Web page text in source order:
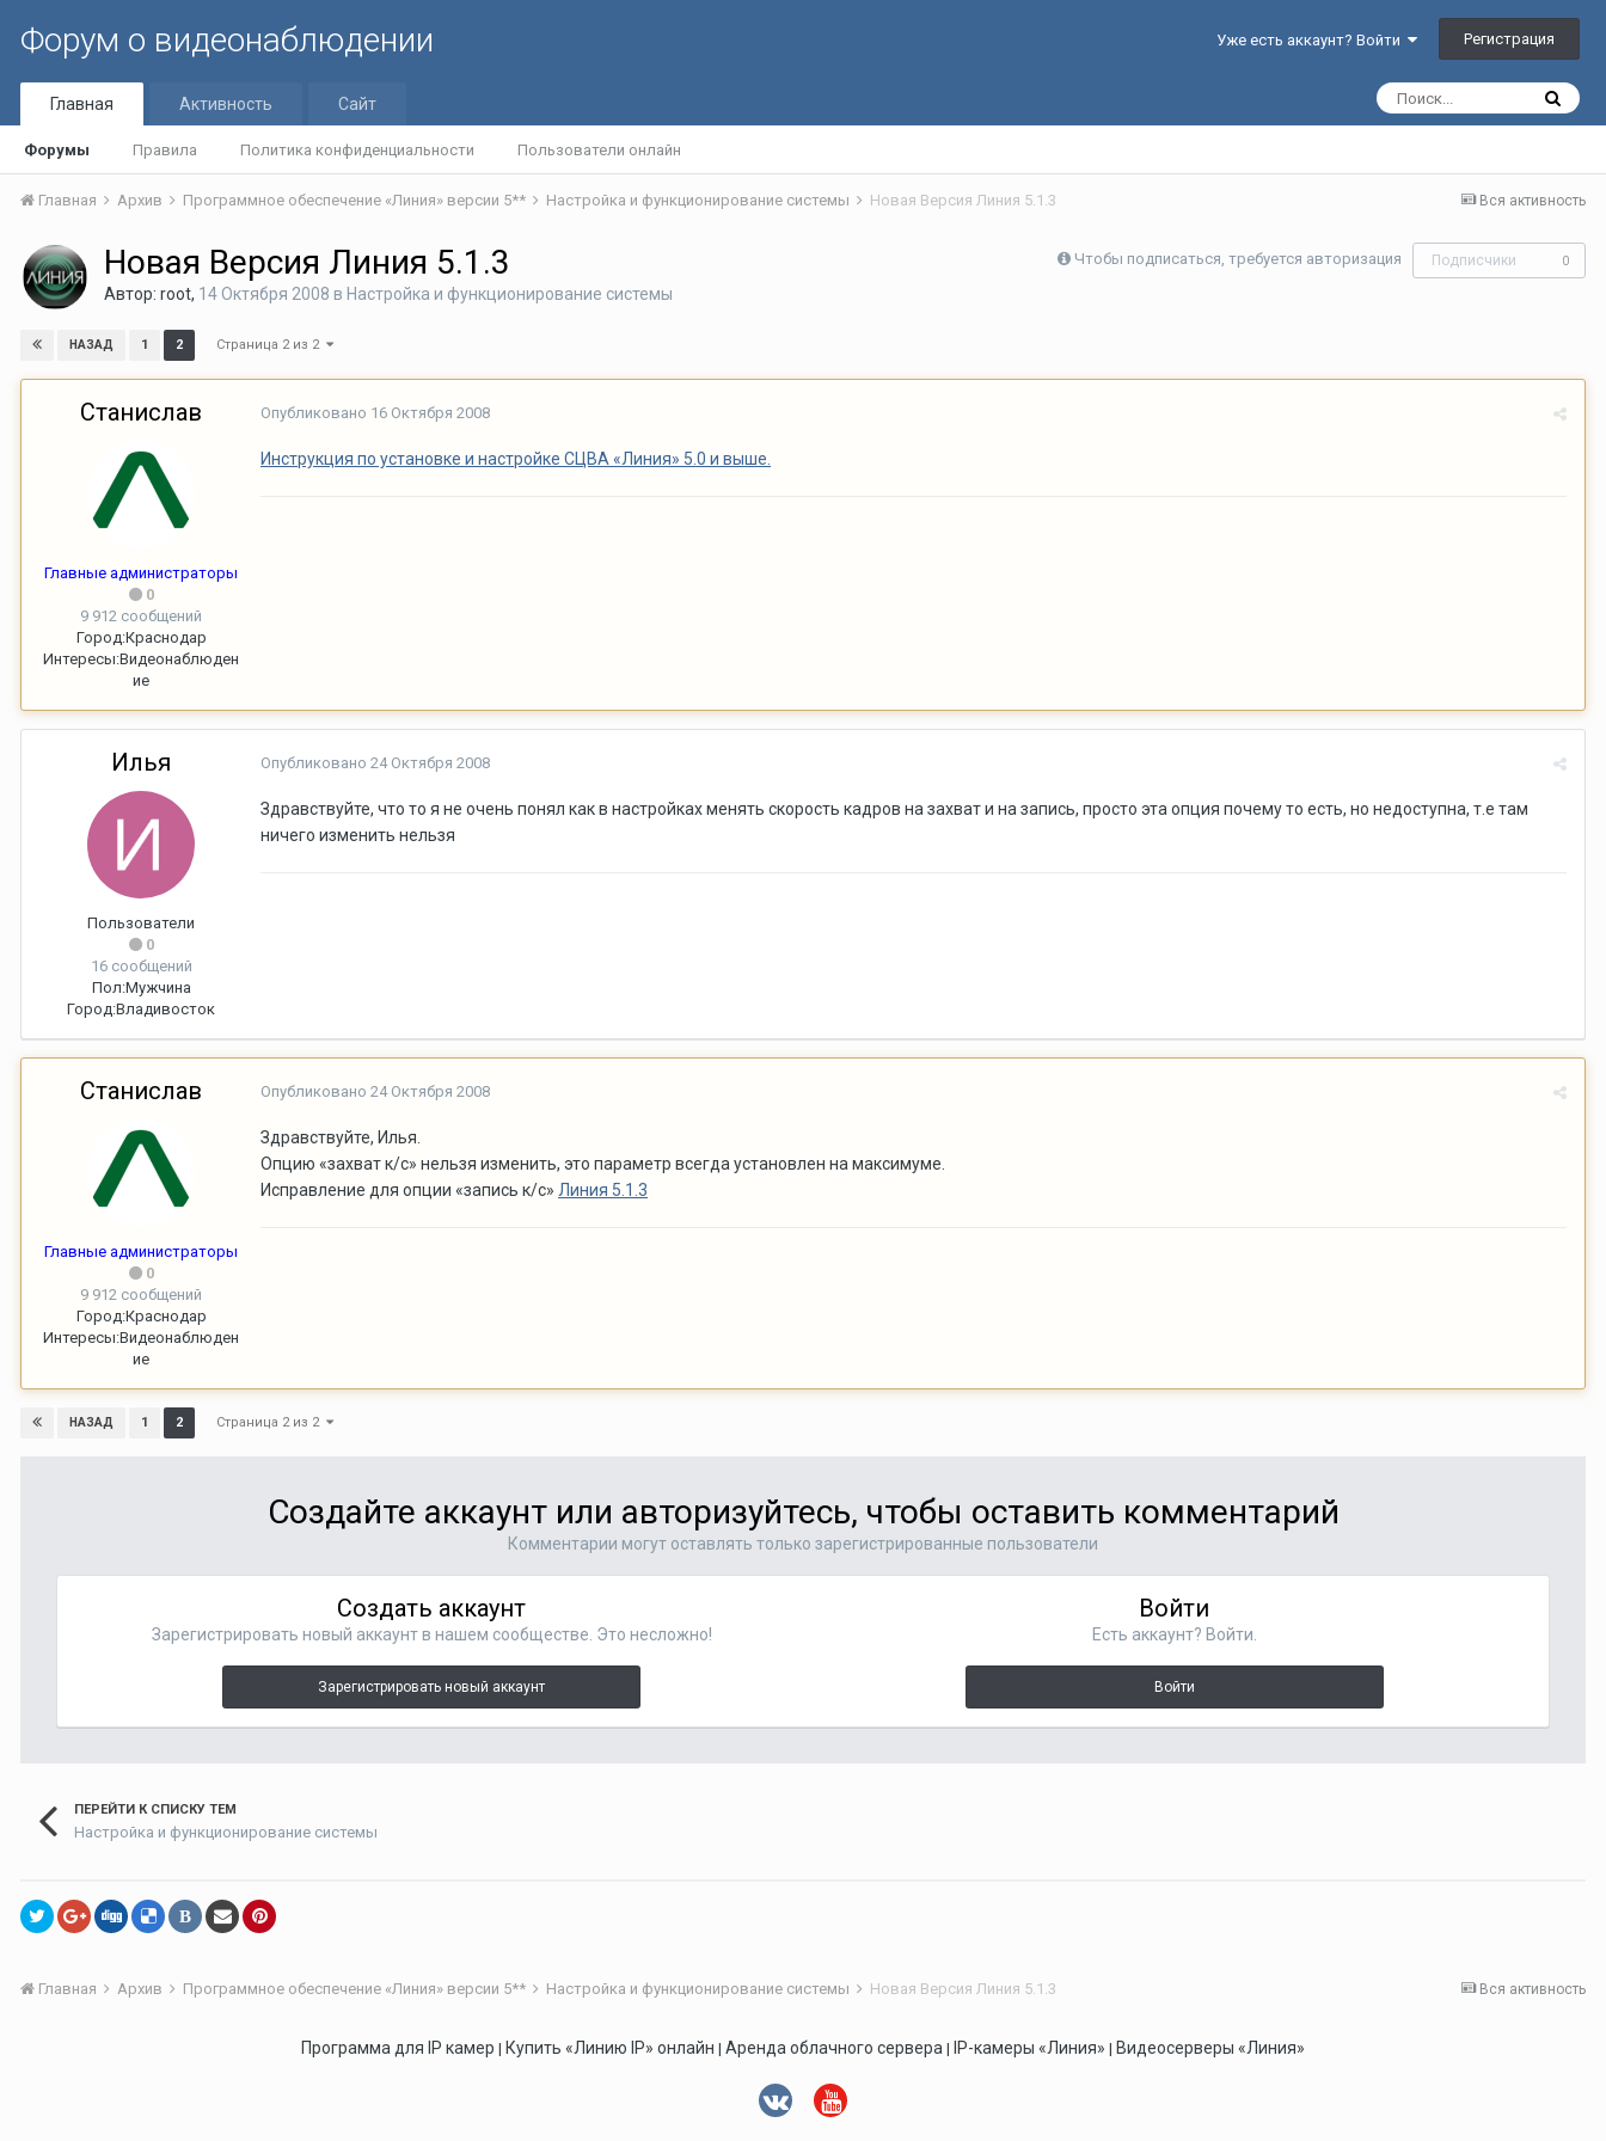
Форум о видеонаблюдении Уже есть аккаунт? Войти Регистрация
Главная
Форумы Правила Политика конфиденциальности Пользователи онлайн
Активность Сайт
Вся активность
Главная Архив Программное обеспечение «Линия» версии 5** Настройка и функционирование системы Новая Версия Линия 5.1.3
Чтобы подписаться, требуется авторизация Подписчики 0
Новая Версия Линия 5.1.3
Автор: root, 14 Октября 2008 в Настройка и функционирование системы
НАЗАД 1 2 Страница 2 из 2
Станислав
Главные администраторы
0
9 912 сообщений
Город:Краснодар
Интересы:Видеонаблюден
ие
Опубликовано 16 Октября 2008
Инструкция по установке и настройке СЦВА «Линия» 5.0 и выше.
Илья
Пользователи
0
16 сообщений
Пол:Мужчина
Город:Владивосток
Опубликовано 24 Октября 2008
Здравствуйте, что то я не очень понял как в настройках менять скорость кадров на захват и на запись, просто эта опция почему то есть, но недоступна, т.е там
ничего изменить нельзя
Станислав
Главные администраторы
0
9 912 сообщений
Город:Краснодар
Интересы:Видеонаблюден
ие
Опубликовано 24 Октября 2008
Здравствуйте, Илья.
Опцию «захват к/с» нельзя изменить, это параметр всегда установлен на максимуме.
Исправление для опции «запись к/с» Линия 5.1.3
НАЗАД 1 2 Страница 2 из 2
Создайте аккаунт или авторизуйтесь, чтобы оставить комментарий
Комментарии могут оставлять только зарегистрированные пользователи
Создать аккаунт
Зарегистрировать новый аккаунт в нашем сообществе. Это несложно!
Зарегистрировать новый аккаунт
Войти
Есть аккаунт? Войти.
Войти
ПЕРЕЙТИ К СПИСКУ ТЕМ
Настройка и функционирование системы
В
Вся активность
Главная Архив Программное обеспечение «Линия» версии 5** Настройка и функционирование системы Новая Версия Линия 5.1.3
Программа для IP камер | Купить «Линию IP» онлайн | Аренда облачного сервера | IP-камеры «Линия» | Видеосерверы «Линия»